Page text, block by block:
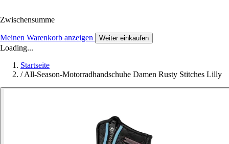
Zwischensumme
Meinen Warenkorb anzeigen Weiter einkaufen
Loading...
Startseite
/ All-Season-Motorradhandschuhe Damen Rusty Stitches Lilly